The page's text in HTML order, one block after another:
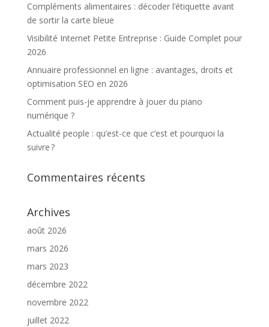
Compléments alimentaires : décoder l’étiquette avant
de sortir la carte bleue
Visibilité Internet Petite Entreprise : Guide Complet pour
2026
Annuaire professionnel en ligne : avantages, droits et
optimisation SEO en 2026
Comment puis-je apprendre à jouer du piano
numérique ?
Actualité people : qu’est-ce que c’est et pourquoi la
suivre ?
Commentaires récents
Archives
août 2026
mars 2026
mars 2023
décembre 2022
novembre 2022
juillet 2022